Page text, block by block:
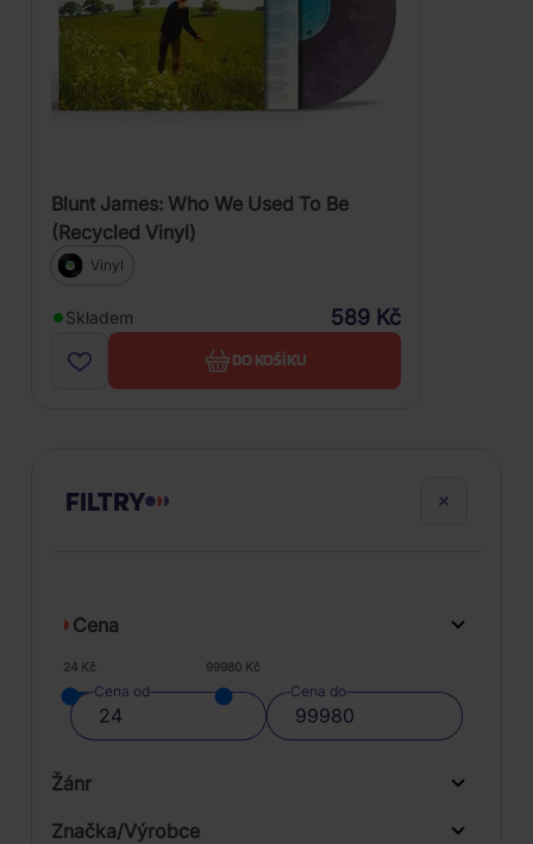
Blunt James: Who We Used To Be
(Recycled Vinyl)
Vinyl
Skladem 589 Kč
DO KOŠÍKU
FILTRY
Cena
24 Kč 99980 Kč
Cena od Cena do
Žánr
Značka/Výrobce